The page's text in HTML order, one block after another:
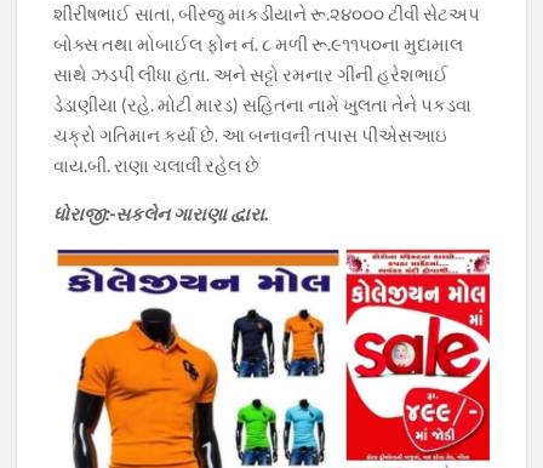
શીરીષભાઈ સાતા, બીરજુ માકડીયાને રૂ.૨૪૦૦૦ ટીવી સેટઅપ
બોક્સ તથા મોબાઈલ ફોન નં. ૮ મળી રૂ.૯૧૧૫૦ના મુદામાલ
સાથે ઝડપી લીધા હતા. અને સટ્ટો રમનાર ગીની હરેશભાઈ
ડેડાણીયા (રહે. મોટી મારડ) સહિતના નામે ખુલતા તેને પકડવા
ચક્રો ગતિમાન કર્યા છે. આ બનાવની તપાસ પીએસઆઇ
વાય.બી. રાણા ચલાવી રહેલ છે
ધોરાજી:-સકલેન ગારાણા દ્વારા.